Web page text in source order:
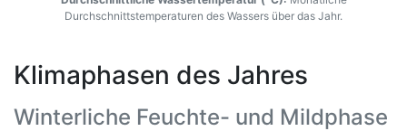
Durchschnittstemperaturen des Wassers über das Jahr.
Klimaphasen des Jahres
Winterliche Feuchte- und Mildphase